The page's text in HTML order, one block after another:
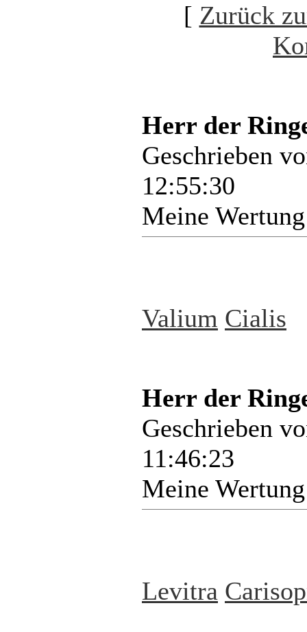
[ Zurück
Herr der
Geschrieben
12:55:30
Meine
Valium Cialis
Herr der
Geschrieben
11:46:23
Meine
Levitra